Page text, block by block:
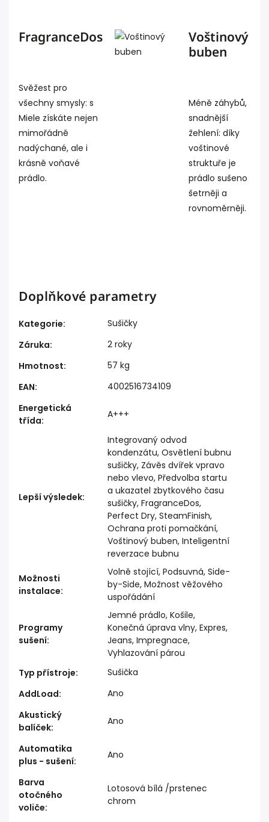
FragranceDos
Svěžest pro
všechny smysly: s
Miele získáte nejen
mimořádně
nadýchané, ale i
krásně voňavé
prádlo.
Voštinový
buben
Méně záhybů,
snadnější
žehlení: díky
voštinové
struktuře je
prádlo sušeno
šetrněji a
rovnoměrněji.
Doplňkové parametry
Kategorie:
Sušičky
Záruka:
2 roky
Hmotnost:
57 kg
EAN:
4002516734109
Energetická
třída:
A+++
Lepší výsledek:
Integrovaný odvod
kondenzátu, Osvětlení bubnu
sušičky, Závěs dvířek vpravo
nebo vlevo, Předvolba startu
a ukazatel zbytkového času
sušičky, FragranceDos,
Perfect Dry, SteamFinish,
Ochrana proti pomačkání,
Voštinový buben, Inteligentní
reverzace bubnu
Možnosti
instalace:
Volně stojící, Podsuvná, Side-
by-Side, Možnost věžového
uspořádání
Programy
sušení:
Jemné prádlo, Košile,
Konečná úprava vlny, Expres,
Jeans, Impregnace,
Vyhlazování párou
Typ přístroje:
Sušička
AddLoad:
Ano
Akustický
balíček:
Ano
Automatika
plus - sušení:
Ano
Barva
otočného
voliče:
Lotosová bílá /prstenec
chrom